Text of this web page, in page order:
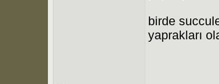
birde
yaprakları